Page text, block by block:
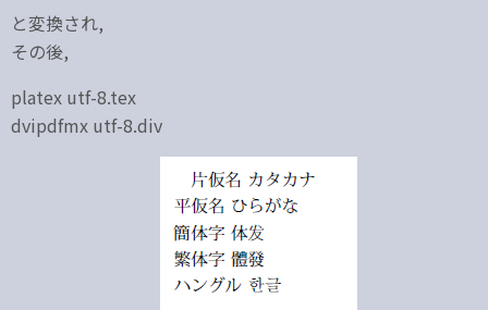
と変換され,
その後,
platex utf-8.tex
dvipdfmx utf-8.div